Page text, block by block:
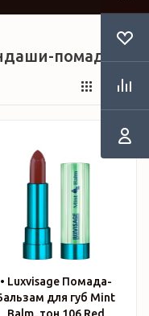
помады
• Luxvisage Помада-
для губ Mint